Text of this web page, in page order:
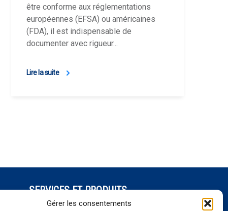
Gérer les consentements
être conforme aux réglementations
européennes (EFSA) ou américaines
(FDA), il est indispensable de
documenter avec rigueur...
Lire la suite
SERVICES ET PRODUITS
Séquençage